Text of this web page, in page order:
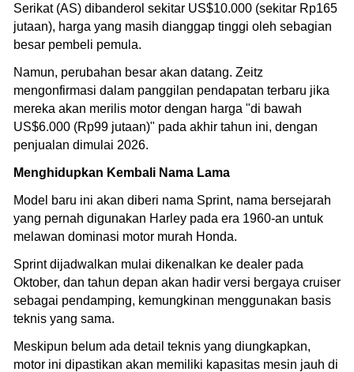
Serikat (AS) dibanderol sekitar US$10.000 (sekitar Rp165
jutaan), harga yang masih dianggap tinggi oleh sebagian
besar pembeli pemula.
Namun, perubahan besar akan datang. Zeitz
mengonfirmasi dalam panggilan pendapatan terbaru jika
mereka akan merilis motor dengan harga "di bawah
US$6.000 (Rp99 jutaan)" pada akhir tahun ini, dengan
penjualan dimulai 2026.
Menghidupkan Kembali Nama Lama
Model baru ini akan diberi nama Sprint, nama bersejarah
yang pernah digunakan Harley pada era 1960-an untuk
melawan dominasi motor murah Honda.
Sprint dijadwalkan mulai dikenalkan ke dealer pada
Oktober, dan tahun depan akan hadir versi bergaya cruiser
sebagai pendamping, kemungkinan menggunakan basis
teknis yang sama.
Meskipun belum ada detail teknis yang diungkapkan,
motor ini dipastikan akan memiliki kapasitas mesin jauh di